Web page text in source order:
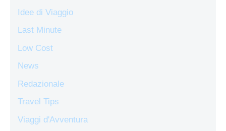
Idee di Viaggio
Last Minute
Low Cost
News
Redazionale
Travel Tips
Viaggi d'Avventura